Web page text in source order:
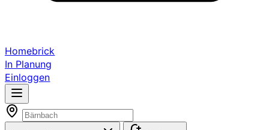
Homebrick
In Planung
Einloggen